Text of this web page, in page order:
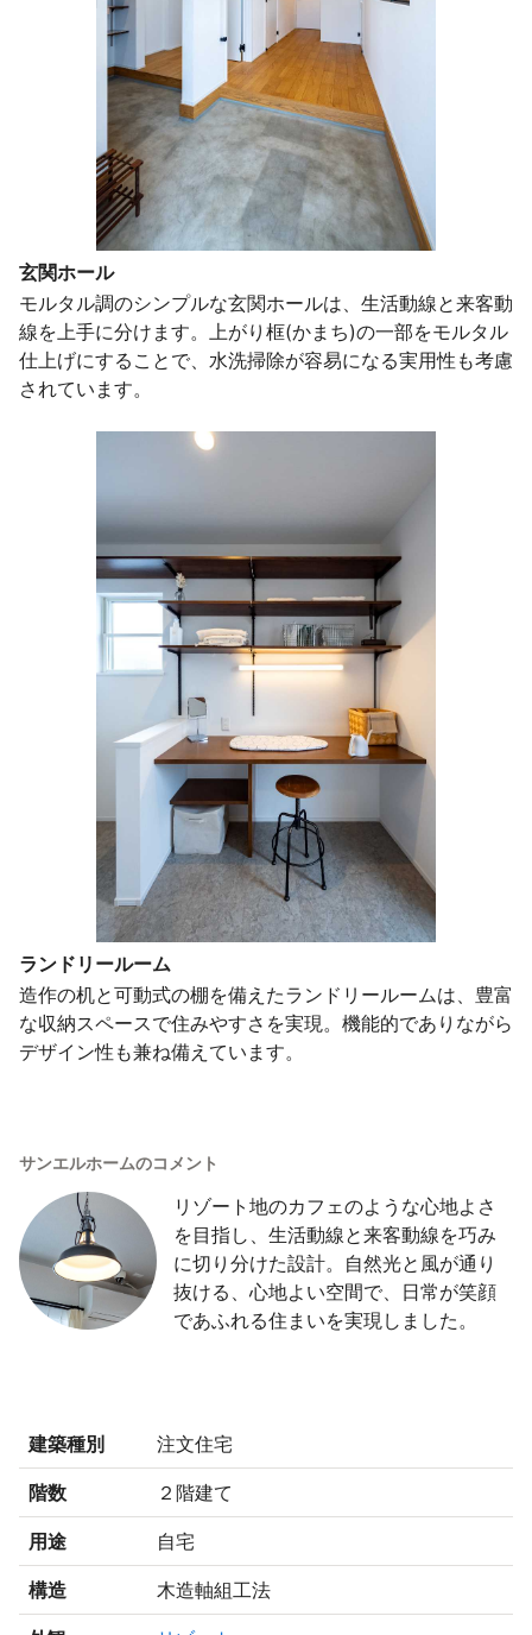
玄関ホール
モルタル調のシンプルな玄関ホールは、生活動線と来客動
線を上手に分けます。上がり框(かまち)の一部をモルタル
仕上げにすることで、水洗掃除が容易になる実用性も考慮
されています。
ランドリールーム
造作の机と可動式の棚を備えたランドリールームは、豊富
な収納スペースで住みやすさを実現。機能的でありながら
デザイン性も兼ね備えています。
サンエルホームのコメント
リゾート地のカフェのような心地よさ
を目指し、生活動線と来客動線を巧み
に切り分けた設計。自然光と風が通り
抜ける、心地よい空間で、日常が笑顔
であふれる住まいを実現しました。
建築種別 注文住宅
階数 ２階建て
用途 自宅
構造 木造軸組工法